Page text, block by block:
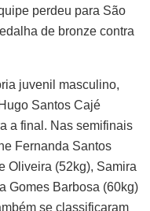
perdeu para São
de bronze contra
juvenil masculino,
Santos Cajé
a final. Nas semifinais
Fernanda Santos
Oliveira (52kg), Samira
Gomes Barbosa (60kg)
se classificaram